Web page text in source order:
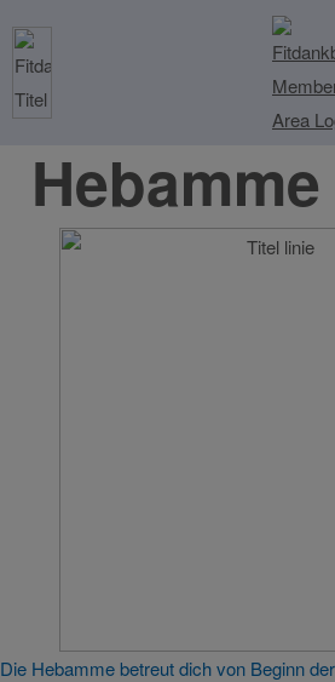
Die Hebamme betreut dich von Beginn